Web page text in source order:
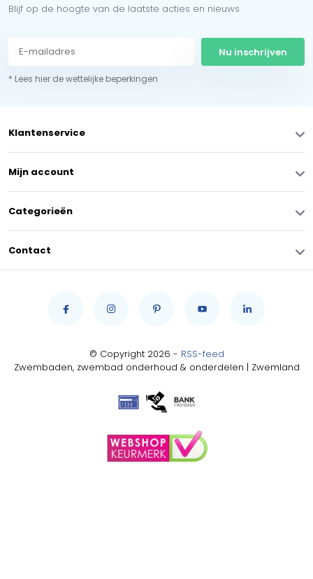
Blijf op de hoogte van de laatste acties en nieuws
Nu inschrijven
* Lees hier de wettelijke beperkingen
Klantenservice
Mijn account
Categorieën
Contact
© Copyright 2026 - RSS-feed
Zwembaden, zwembad onderhoud & onderdelen | Zwemland